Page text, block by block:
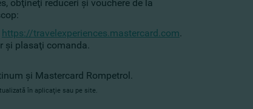
obţineţi reduceri şi vouchere de la
https://travelexperiences.mastercard.com.
şi plasaţi comanda.
şi Mastercard Rompetrol.
în aplicaţie sau pe site.